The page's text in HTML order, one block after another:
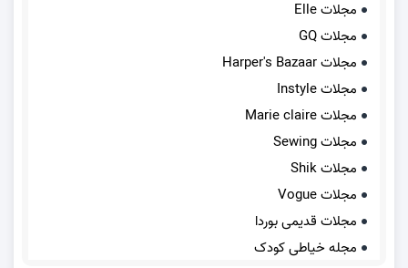
مجلات Elle
مجلات GQ
مجلات Harper's Bazaar
مجلات Instyle
مجلات Marie claire
مجلات Sewing
مجلات Shik
مجلات Vogue
مجلات قدیمی بوردا
مجله خیاطی کودک